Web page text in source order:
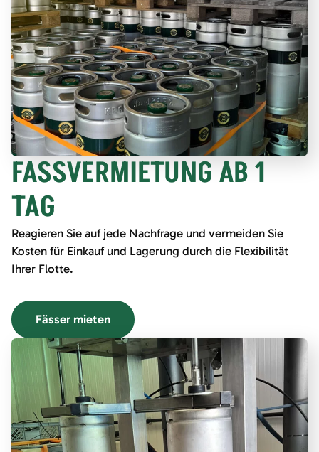
FASSVERMIETUNG AB 1
TAG
Reagieren Sie auf jede Nachfrage und vermeiden Sie
Kosten für Einkauf und Lagerung durch die Flexibilität
Ihrer Flotte.
Fässer mieten